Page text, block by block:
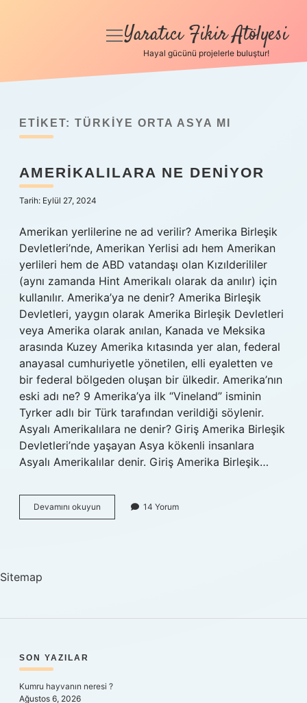
Anasayfa
Yasal Uyarı
Hakkımızda
menüyü
Yaratıcı Fikir Atölyesi
Hayal gücünü projelerle buluştur!
ETIKET: TÜRKIYE ORTA ASYA MI
AMERIKALILARA NE DENIYOR
Tarih: Eylül 27, 2024
Amerikan yerlilerine ne ad verilir? Amerika Birleşik
Devletleri’nde, Amerikan Yerlisi adı hem Amerikan
yerlileri hem de ABD vatandaşı olan Kızılderililer
(aynı zamanda Hint Amerikalı olarak da anılır) için
kullanılır. Amerika’ya ne denir? Amerika Birleşik
Devletleri, yaygın olarak Amerika Birleşik Devletleri
veya Amerika olarak anılan, Kanada ve Meksika
arasında Kuzey Amerika kıtasında yer alan, federal
anayasal cumhuriyetle yönetilen, elli eyaletten ve
bir federal bölgeden oluşan bir ülkedir. Amerika’nın
eski adı ne? 9 Amerika’ya ilk “Vineland” isminin
Tyrker adlı bir Türk tarafından verildiği söylenir.
Asyalı Amerikalılara ne denir? Giriş Amerika Birleşik
Devletleri’nde yaşayan Asya kökenli insanlara
Asyalı Amerikalılar denir. Giriş Amerika Birleşik…
Devamını okuyun Amerikalılara
Ne
14 Yorum
Sitemap
SIDEBAR
SON YAZILAR
Kumru hayvanın neresi ?
Ağustos 6, 2026